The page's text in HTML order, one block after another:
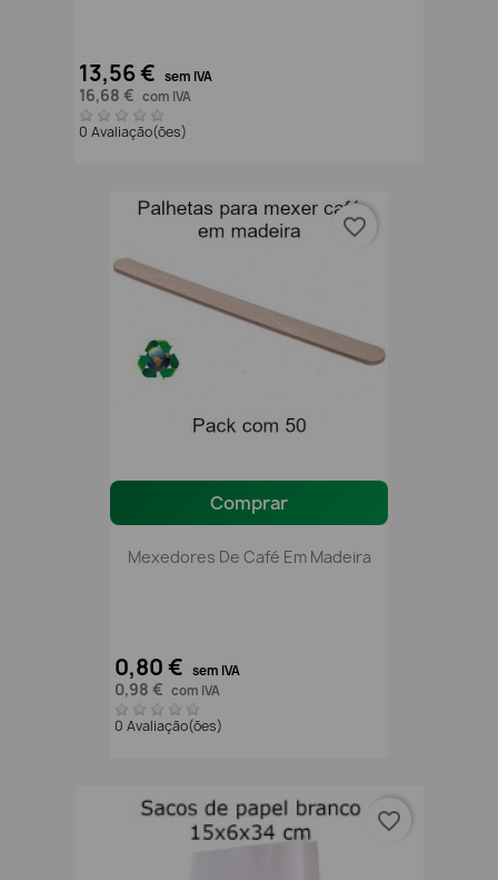
13,56 € sem IVA
16,68 € com IVA
0 Avaliação(ões)
Comprar
Mexedores De Café Em Madeira
0,80 € sem IVA
0,98 € com IVA
0 Avaliação(ões)
favorite_border
favorite_border